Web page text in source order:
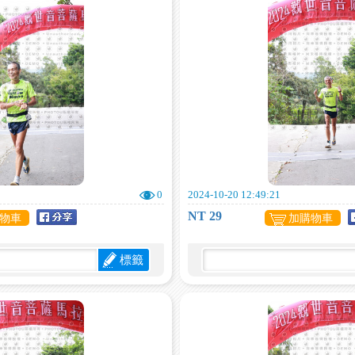
0
車
標籤
2024-10-20 12:49:21
NT 29 加購物車